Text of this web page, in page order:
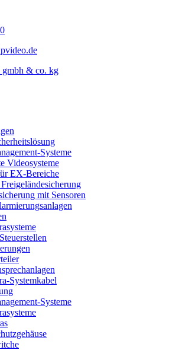
Systeme
Videosysteme
EX-Bereiche
mit Sensoren
Systemkabel
Systeme